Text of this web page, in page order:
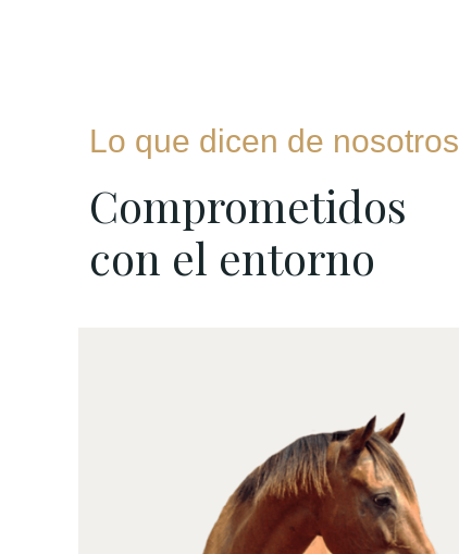
Lo que dicen de nosotros
Comprometidos
con el entorno